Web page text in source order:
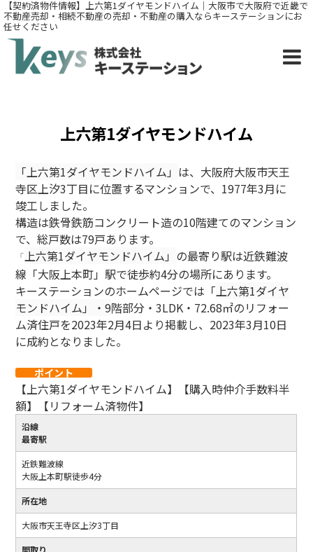
【契約済物件情報】上六第1ダイヤモンドハイム｜大阪市で大阪府で近畿で
不動産売却・相続不動産の売却・不動産の購入ならキーステーションにお
任せください
上六第1ダイヤモンドハイム
「上六第1ダイヤモンドハイム」 は、大阪府大阪市天王
寺区上汐3丁目に位置するマンションで、1977年3月に
竣工しました。
構造は鉄骨鉄筋コンクリート造の10階建てのマンション
で、総戸数は79戸あります。
「上六第1ダイヤモンドハイム」 の最寄り駅は近鉄難波
線「大阪上本町」駅で徒歩約4分の場所にあります。
キーステーションのホームページでは「上六第1ダイヤ
モンドハイム」
・9階部分・3LDK・72.68㎡のリフォー
ム済住戸を2023年2月4日より掲載し、2023年3月10日
に成約となりました。
ポイント
【上六第1ダイヤモンドハイム】【購入時仲介手数料半
額】【リフォーム済物件】
沿線
最寄駅
近鉄難波線
大阪上本町駅徒歩4分
所在地
大阪市天王寺区上汐3丁目
間取り